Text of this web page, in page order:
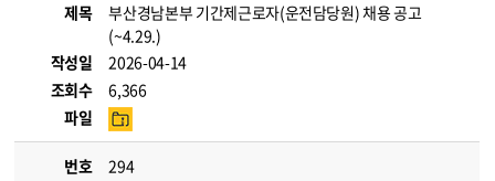
제목
부산경남본부 기간제근로자(운전담당원) 채용 공고
(~4.29.)
작성일
2026-04-14
조회수
6,366
파일
번호
294